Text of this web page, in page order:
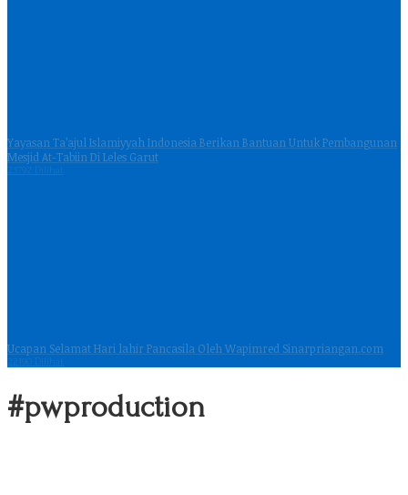
Yayasan Ta’ajul Islamiyyah Indonesia Berikan Bantuan Untuk Pembangunan
Mesjid At-Tabiin Di Leles Garut
23792 Dilihat
Ucapan Selamat Hari lahir Pancasila Oleh Wapimred Sinarpriangan.com
22190 Dilihat
#pwproduction